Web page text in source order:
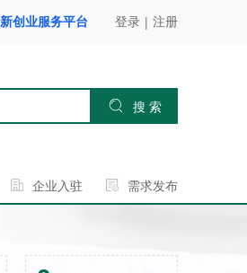
创业服务平台 登录 | 注册
搜 索
企业入驻 需求发布